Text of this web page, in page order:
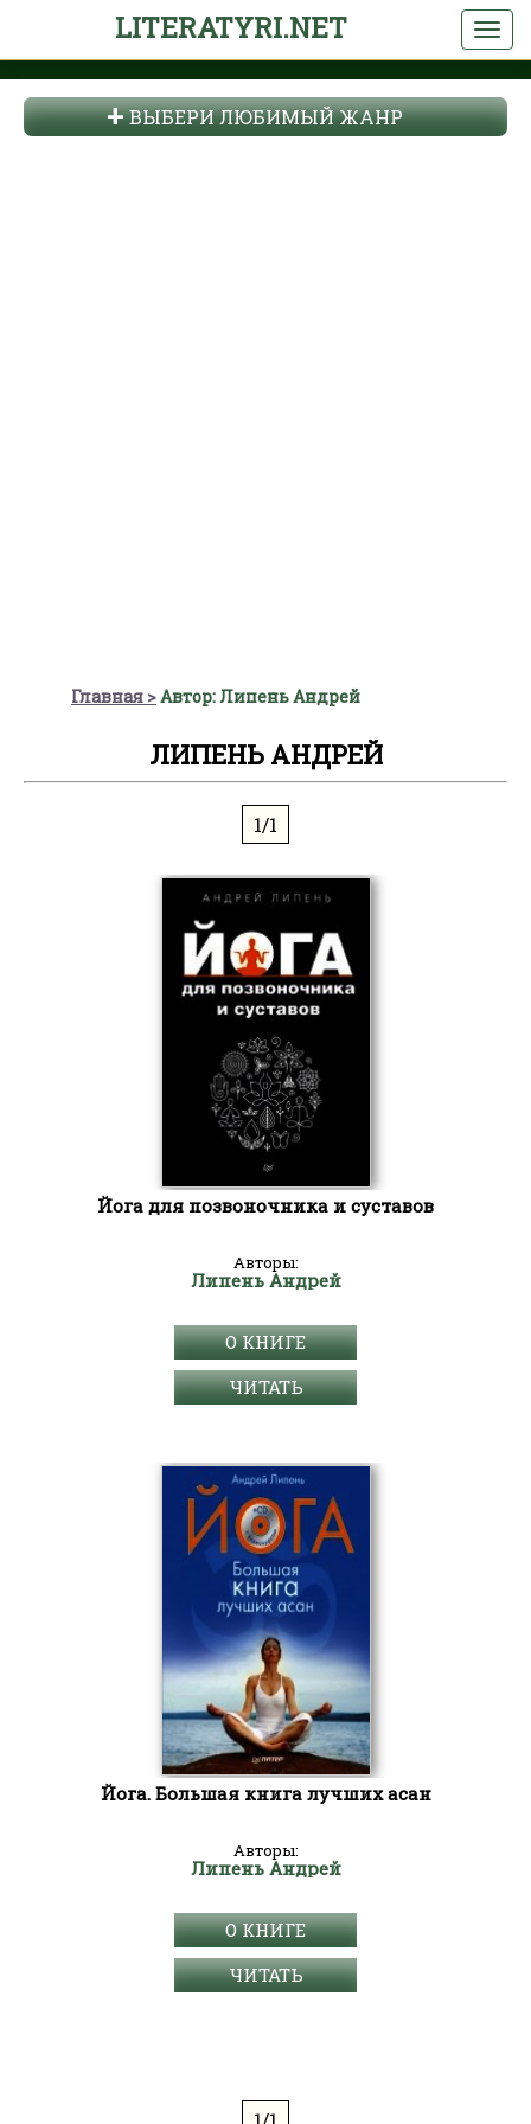
LITERATYRI.NET
ВЫБЕРИ ЛЮБИМЫЙ ЖАНР
Главная Автор: Липень Андрей
ЛИПЕНЬ АНДРЕЙ
1/1
Йога для позвоночника и суставов
Авторы:
Липень Андрей
О КНИГЕ
ЧИТАТЬ
Йога. Большая книга лучших асан
Авторы:
Липень Андрей
О КНИГЕ
ЧИТАТЬ